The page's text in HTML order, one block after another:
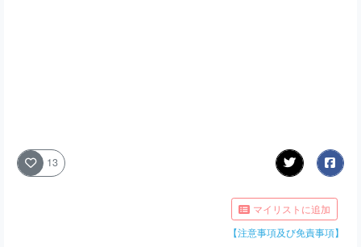
13
マイリストに追加
【注意事項及び免責事項】